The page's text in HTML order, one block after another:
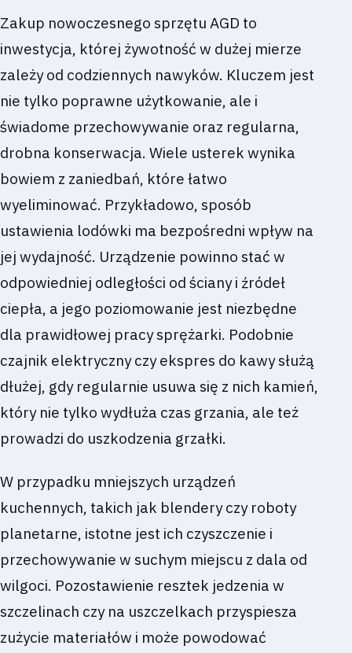
Zakup nowoczesnego sprzętu AGD to
inwestycja, której żywotność w dużej mierze
zależy od codziennych nawyków. Kluczem jest
nie tylko poprawne użytkowanie, ale i
świadome przechowywanie oraz regularna,
drobna konserwacja. Wiele usterek wynika
bowiem z zaniedbań, które łatwo
wyeliminować. Przykładowo, sposób
ustawienia lodówki ma bezpośredni wpływ na
jej wydajność. Urządzenie powinno stać w
odpowiedniej odległości od ściany i źródeł
ciepła, a jego poziomowanie jest niezbędne
dla prawidłowej pracy sprężarki. Podobnie
czajnik elektryczny czy ekspres do kawy służą
dłużej, gdy regularnie usuwa się z nich kamień,
który nie tylko wydłuża czas grzania, ale też
prowadzi do uszkodzenia grzałki.
W przypadku mniejszych urządzeń
kuchennych, takich jak blendery czy roboty
planetarne, istotne jest ich czyszczenie i
przechowywanie w suchym miejscu z dala od
wilgoci. Pozostawienie resztek jedzenia w
szczelinach czy na uszczelkach przyspiesza
zużycie materiałów i może powodować